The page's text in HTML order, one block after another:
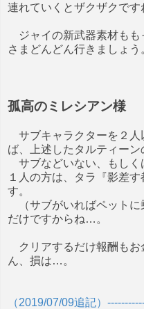
連れていくとザクザクです
ジャイの新武器素材もも
さまどんどん行きましょう
孤高のミレシアン様
サブキャラクターを２人
ば、上述したタルティーン
サブなどいない、もしく
１人の方は、タラ『影差
す。
（サブがいればペットに
だけですからね…。
クリアするだけ報酬もお
ん、損は…。
（2019/07/09追記）